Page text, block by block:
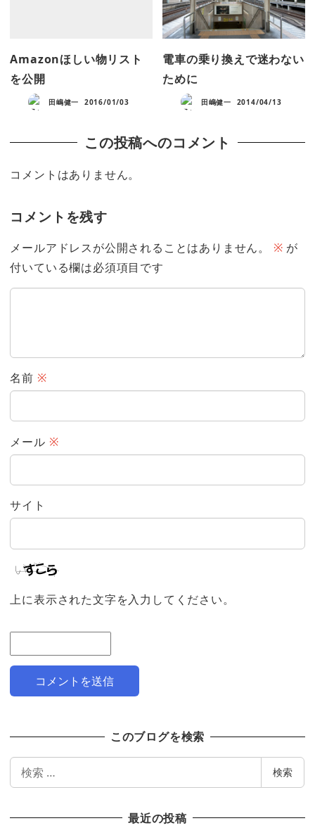
Amazonほしい物リスト
を公開
田嶋健一 2016/01/03
電車の乗り換えで迷わない
ために
田嶋健一 2014/04/13
この投稿へのコメント
コメントはありません。
コメントを残す
メールアドレスが公開されることはありません。 ※ が
付いている欄は必須項目です
名前 ※
メール ※
サイト
上に表示された文字を入力してください。
このブログを検索
索
検索
最近の投稿